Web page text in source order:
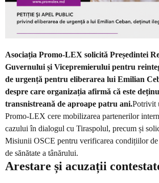
Asociația Promo-LEX solicită Președintei
Guvernului și Vicepremierului pentru
de urgență pentru eliberarea lui Emilian
despre care organizația afirmă că este
transnistreană de aproape patru ani.Potrivit
Promo-LEX cere mobilizarea partenerilor
cazului în dialogul cu Tiraspolul, precum și
Misiunii OSCE pentru verificarea condițiilor de
de sănătate a tânărului.
Arestare și acuzații